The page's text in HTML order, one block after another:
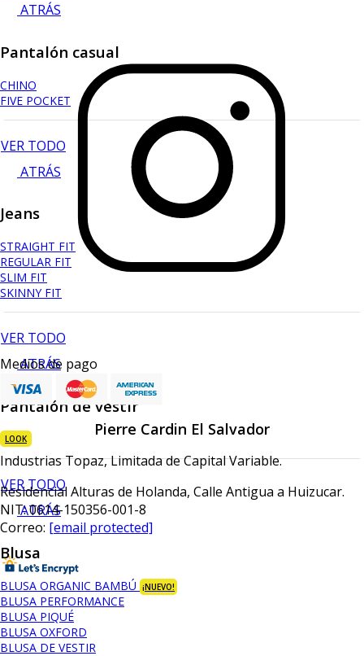
ATRÁS
Pantalón casual
CHINO
FIVE POCKET
VER TODO
ATRÁS
Jeans
STRAIGHT FIT
REGULAR FIT
SLIM FIT
SKINNY FIT
VER TODO
ATRÁS
Pantalón de vestir
LOOK
VER TODO
ATRÁS
Blusa
BLUSA ORGANIC BAMBÚ ¡NUEVO!
BLUSA PERFORMANCE
BLUSA PIQUÉ
BLUSA OXFORD
BLUSA DE VESTIR
Medios de pago
Pierre Cardin El Salvador
Industrias Topaz, Limitada de Capital Variable.
Residencial Alturas de Holanda, Calle Antigua a Huizucar.
NIT: 0614-150356-001-8
Correo: [email protected]